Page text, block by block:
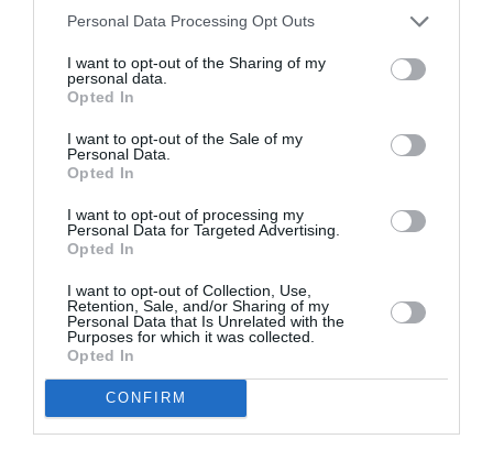
Personal Data Processing Opt Outs
I want to opt-out of the Sharing of my
personal data.
Opted In
I want to opt-out of the Sale of my
Personal Data.
Opted In
I want to opt-out of processing my
Personal Data for Targeted Advertising.
Opted In
I want to opt-out of Collection, Use,
Retention, Sale, and/or Sharing of my
Personal Data that Is Unrelated with the
Purposes for which it was collected.
Opted In
CONFIRM
ΦΕΣΤΙΒΑΛ / ΝΕΑ
Φεστιβάλ
Αισχύλεια 2024:
διοργάνωσης
ΘΕΑΤΡΟ - ΧΟΡΟΣ / ΝΕΑ
Φεστιβάλ
Επιδαύρου 2024:
Το αναλυτικό
πρόγραμμα για
θέατρο